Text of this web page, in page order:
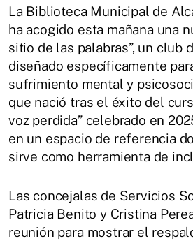
La Biblioteca Municipal de
ha acogido esta mañana una
sitio de las palabras”, un club
diseñado específicamente
sufrimiento mental y
que nació tras el éxito del
voz perdida” celebrado en
en un espacio de referencia
sirve como herramienta de
Las concejalas de Servicios
Patricia Benito y Cristina
reunión para mostrar el